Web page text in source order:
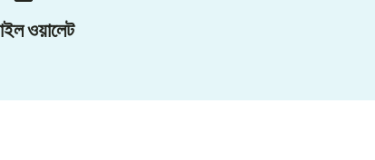
ওয়ালেট